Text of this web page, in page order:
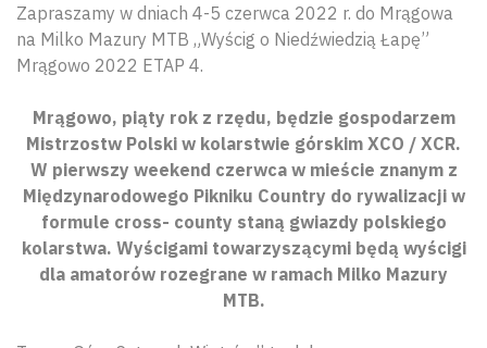
Zapraszamy w dniach 4-5 czerwca 2022 r. do Mrągowa
na Milko Mazury MTB „Wyścig o Niedźwiedzią Łapę”
Mrągowo 2022 ETAP 4.
Mrągowo, piąty rok z rzędu, będzie gospodarzem
Mistrzostw Polski w kolarstwie górskim XCO / XCR.
W pierwszy weekend czerwca w mieście znanym z
Międzynarodowego Pikniku Country do rywalizacji w
formule cross- county staną gwiazdy polskiego
kolarstwa. Wyścigami towarzyszącymi będą wyścigi
dla amatorów rozegrane w ramach Milko Mazury
MTB.